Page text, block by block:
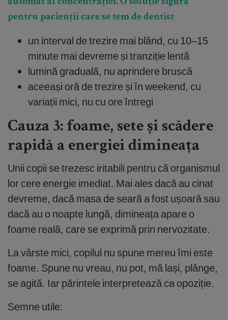
automat al concentrației. O soluție sigură
pentru pacienții care se tem de dentist
un interval de trezire mai blând, cu 10–15
minute mai devreme și tranziție lentă
lumină graduală, nu aprindere bruscă
aceeași oră de trezire și în weekend, cu
variații mici, nu cu ore întregi
Cauza 3: foame, sete și scădere
rapidă a energiei dimineața
Unii copii se trezesc iritabili pentru că organismul
lor cere energie imediat. Mai ales dacă au cinat
devreme, dacă masa de seară a fost ușoară sau
dacă au o noapte lungă, dimineața apare o
foame reală, care se exprimă prin nervozitate.
La vârste mici, copilul nu spune mereu îmi este
foame. Spune nu vreau, nu pot, mă lași, plânge,
se agită. Iar părintele interpretează ca opoziție.
Semne utile: